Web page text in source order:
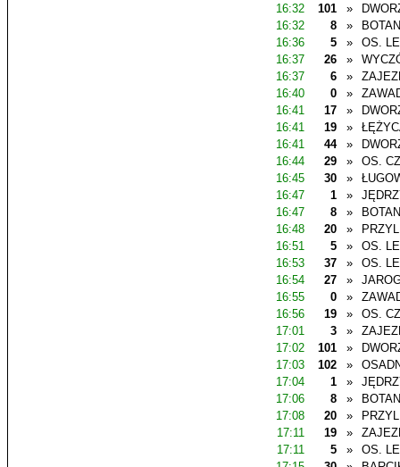
16:32
101 »
16:32
8 »
16:36
5 »
OS.
16:37
26 »
16:37
6 »
16:40
0 »
16:41
17 »
16:41
19 »
16:41
44 »
16:44
29 »
OS.
16:45
30 »
16:47
1 »
16:47
8 »
16:48
20 »
16:51
5 »
OS.
16:53
37 »
OS.
16:54
27 »
16:55
0 »
16:56
19 »
OS.
17:01
3 »
17:02
101 »
17:03
102 »
17:04
1 »
17:06
8 »
17:08
20 »
17:11
19 »
17:11
5 »
OS.